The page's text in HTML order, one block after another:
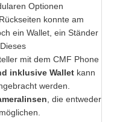
Optionen
konnte am
ein Wallet, ein Ständer
mit dem CMF Phone
inklusive Wallet kann
werden.
, die entweder